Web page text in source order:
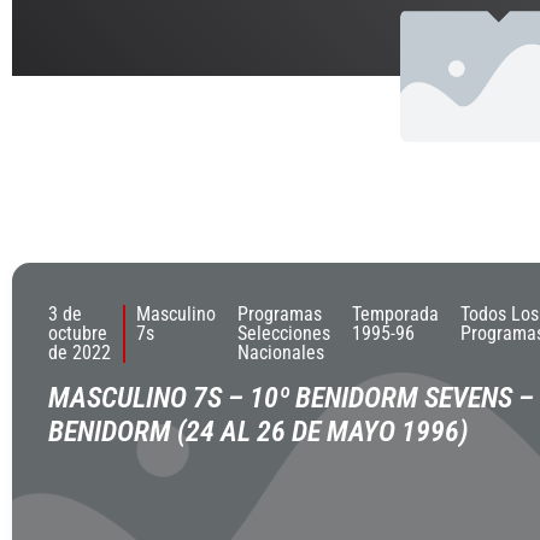
3 de
octubre
de 2022
Masculino
7s
Programas
Selecciones
Nacionales
Temporada
1995-96
Todos Los
MASCULINO 7S – 10º BENIDORM SEVENS –
BENIDORM (24 AL 26 DE MAYO 1996)